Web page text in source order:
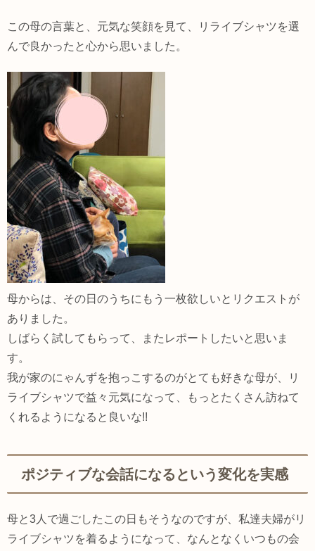
この母の言葉と、元気な笑顔を見て、リライブシャツを選
んで良かったと心から思いました。
母からは、その日のうちにもう一枚欲しいとリクエストが
ありました。
しばらく試してもらって、またレポートしたいと思いま
す。
我が家のにゃんずを抱っこするのがとても好きな母が、リ
ライブシャツで益々元気になって、もっとたくさん訪ねて
くれるようになると良いな!!
ポジティブな会話になるという変化を実感
母と3人で過ごしたこの日もそうなのですが、私達夫婦がリ
ライブシャツを着るようになって、なんとなくいつもの会